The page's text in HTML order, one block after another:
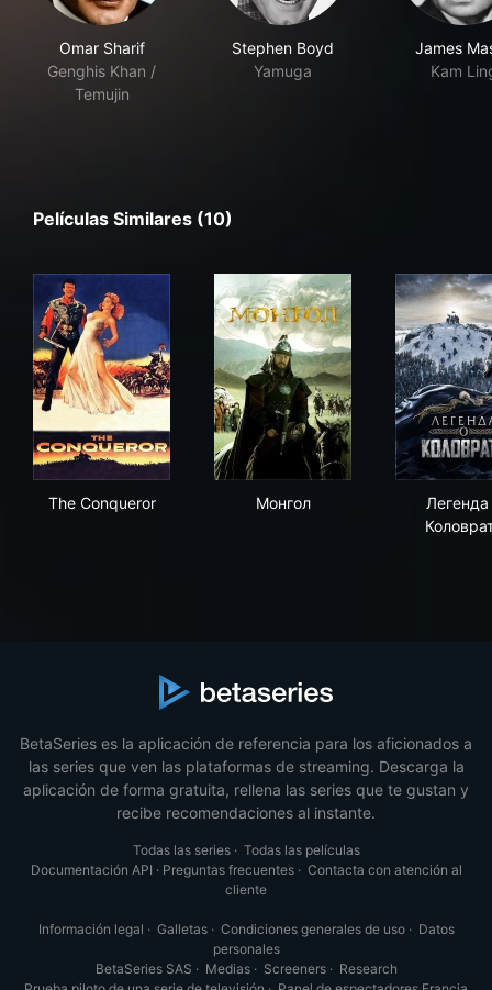
Omar Sharif
Genghis Khan /
Temujin
Stephen Boyd
Yamuga
James
Kam
Películas Similares (10)
The Conqueror Монгол
Легенда
BetaSeries es la aplicación de referencia para los aficionados a
las series que ven las plataformas de streaming. Descarga la
aplicación de forma gratuita, rellena las series que te gustan y
recibe recomendaciones al instante.
Todas las series· Todas las películas
Documentación API · Preguntas frecuentes· Contacta con atención al
cliente
Información legal · Galletas· Condiciones generales de uso· Datos
personales
BetaSeries SAS · Medias· Screeners· Research